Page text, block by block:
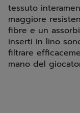
tessuto
maggiore
fibre e un
inserti in lino
filtrare
mano del